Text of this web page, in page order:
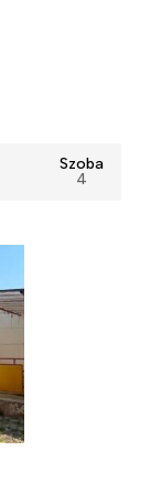
Szoba
4